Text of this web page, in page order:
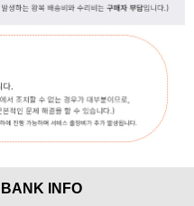
BANK INFO